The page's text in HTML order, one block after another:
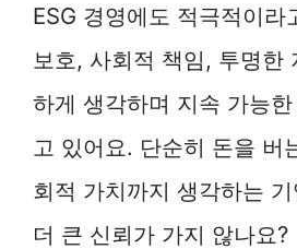
ESG 경영에도 적극적이라
보호, 사회적 책임, 투명한
하게 생각하며 지속 가능
고 있어요. 단순히 돈을 버
회적 가치까지 생각하는
더 큰 신뢰가 가지 않나요?